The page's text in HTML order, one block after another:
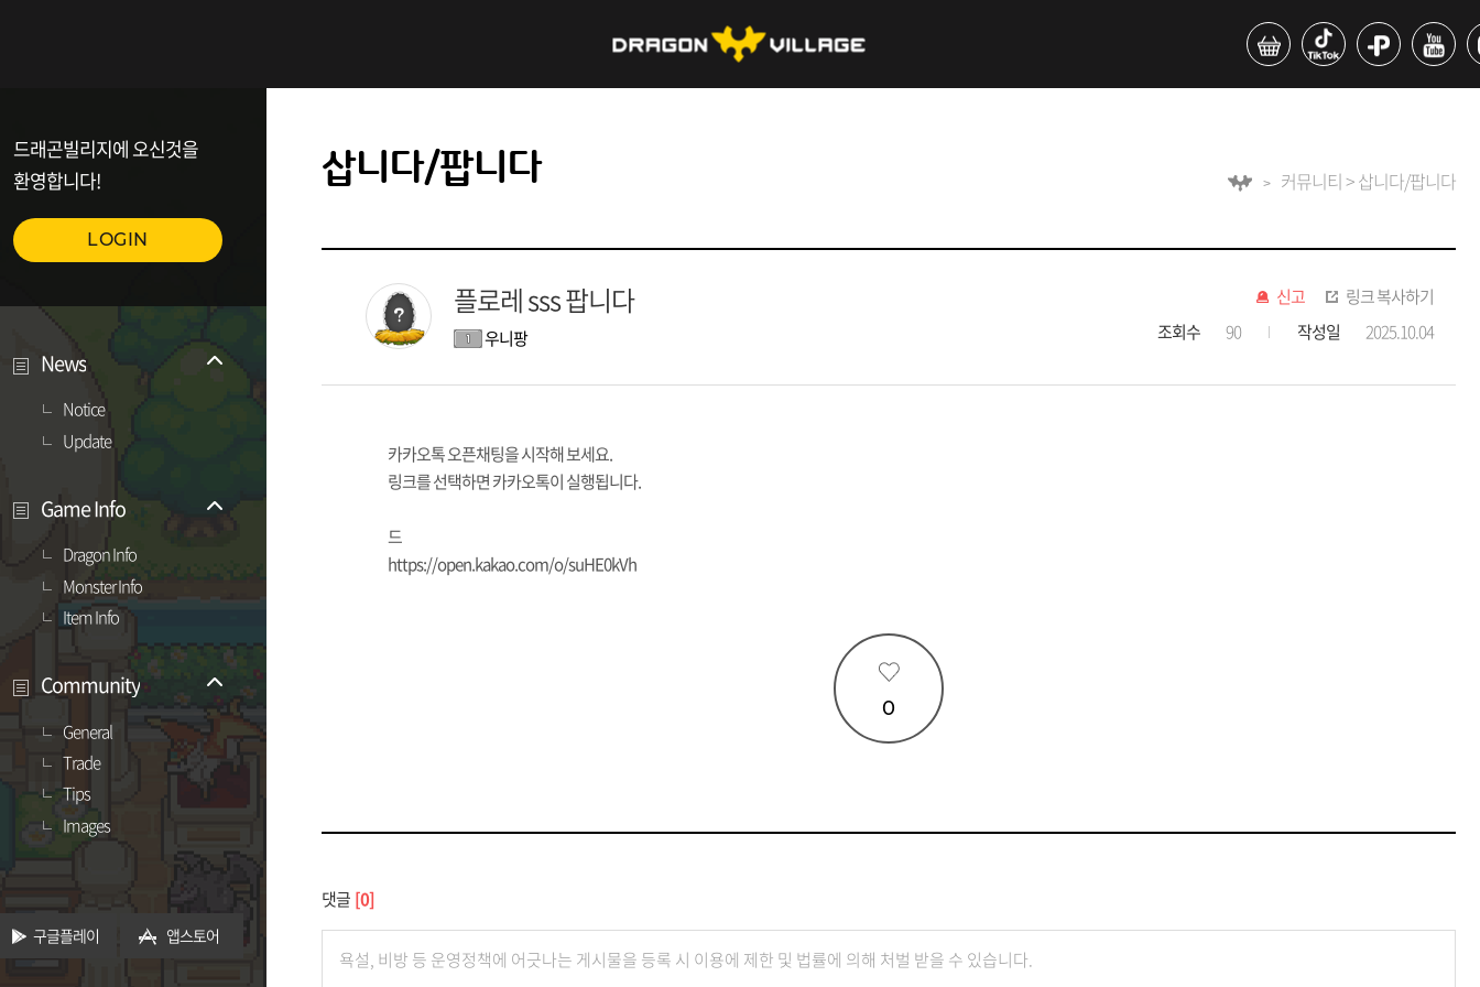
드래곤빌리지에 오신것을
환영합니다!
LOGIN
News
Notice
Update
Game Info
Dragon Info
Monster Info
Item Info
Community
General
Trade
Tips
Images
구글플레이 앱스토어
삽니다/팝니다 커뮤니티 > 삽니다/팝니다
플로레 sss 팝니다
우니팡
신고
링크 복사하기
조회수
90 작성일 2025.10.04
카카오톡 오픈채팅을 시작해 보세요.
링크를 선택하면 카카오톡이 실행됩니다.
드
https://open.kakao.com/o/suHE0kVh
0
댓글 0